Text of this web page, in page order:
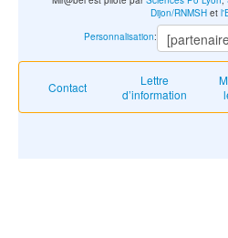
Contact
Lettre
d’information
Dijon/RNMSH et
Personnalisation: